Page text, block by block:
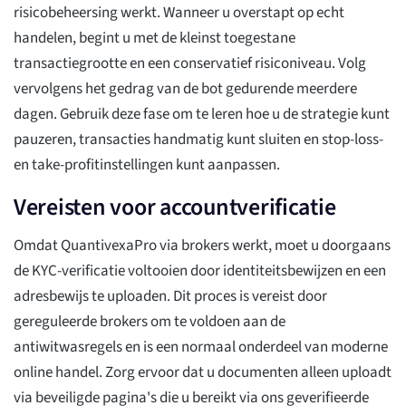
risicobeheersing werkt. Wanneer u overstapt op echt
handelen, begint u met de kleinst toegestane
transactiegrootte en een conservatief risiconiveau. Volg
vervolgens het gedrag van de bot gedurende meerdere
dagen. Gebruik deze fase om te leren hoe u de strategie kunt
pauzeren, transacties handmatig kunt sluiten en stop-loss-
en take-profitinstellingen kunt aanpassen.
Vereisten voor accountverificatie
Omdat QuantivexaPro via brokers werkt, moet u doorgaans
de KYC-verificatie voltooien door identiteitsbewijzen en een
adresbewijs te uploaden. Dit proces is vereist door
gereguleerde brokers om te voldoen aan de
antiwitwasregels en is een normaal onderdeel van moderne
online handel. Zorg ervoor dat u documenten alleen uploadt
via beveiligde pagina's die u bereikt via ons geverifieerde